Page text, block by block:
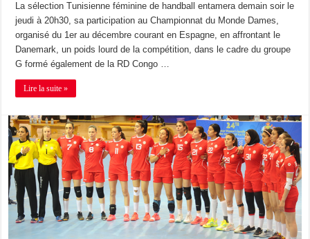
La sélection Tunisienne féminine de handball entamera demain soir le
jeudi à 20h30, sa participation au Championnat du Monde Dames,
organisé du 1er au décembre courant en Espagne, en affrontant le
Danemark, un poids lourd de la compétition, dans le cadre du groupe
G formé également de la RD Congo …
Lire la suite »